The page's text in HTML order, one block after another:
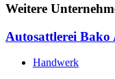
Weitere
Autosattlerei Bako
Handwerk